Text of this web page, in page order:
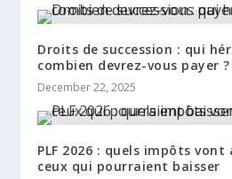
Droits de succession : qui
combien devrez-vous payer ?
December 22, 2025
PLF 2026 : quels impôts
ceux qui pourraient baisser